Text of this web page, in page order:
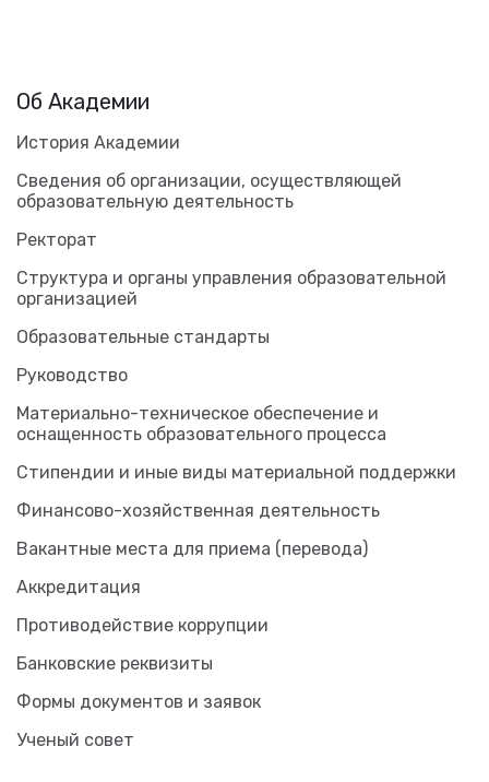
Об Академии
История Академии
Сведения об организации, осуществляющей
образовательную деятельность
Ректорат
Структура и органы управления образовательной
организацией
Образовательные стандарты
Руководство
Материально-техническое обеспечение и
оснащенность образовательного процесса
Стипендии и иные виды материальной поддержки
Финансово-хозяйственная деятельность
Вакантные места для приема (перевода)
Аккредитация
Противодействие коррупции
Банковские реквизиты
Формы документов и заявок
Ученый совет